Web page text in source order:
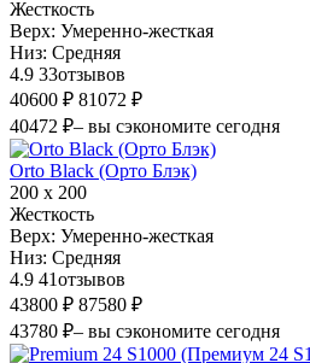
Жесткость
Верх: Умеренно-жесткая
Низ: Средняя
4.9 33отзывов
40600 ₽ 81072 ₽
40472 ₽– вы сэкономите сегодня
Orto Black (Орто Блэк)
200 х 200
Жесткость
Верх: Умеренно-жесткая
Низ: Средняя
4.9 41отзывов
43800 ₽ 87580 ₽
43780 ₽– вы сэкономите сегодня